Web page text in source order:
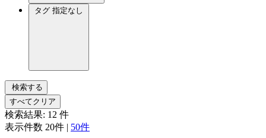
タグ 指定なし
検索する
すべてクリア
検索結果: 12 件
表示件数 20件 | 50件